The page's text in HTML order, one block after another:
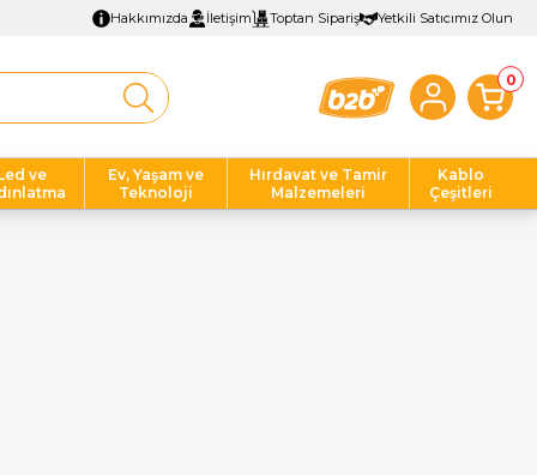
Hakkımızda İletişim Toptan Sipariş Yetkili Satıcımız Olun
0
ve
Ev, Yaşam ve
Teknoloji
Hırdavat ve Tamir
Malzemeleri
Kablo
Çeşitleri